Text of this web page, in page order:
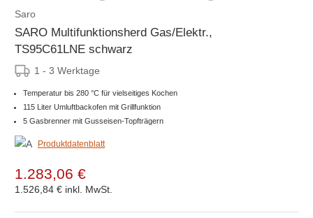
Saro
SARO Multifunktionsherd Gas/Elektr.,
TS95C61LNE schwarz
1 - 3 Werktage
Temperatur bis 280 °C für vielseitiges Kochen
115 Liter Umluftbackofen mit Grillfunktion
5 Gasbrenner mit Gusseisen-Topfträgern
Produktdatenblatt
1.283,06 €
1.526,84 € inkl. MwSt.